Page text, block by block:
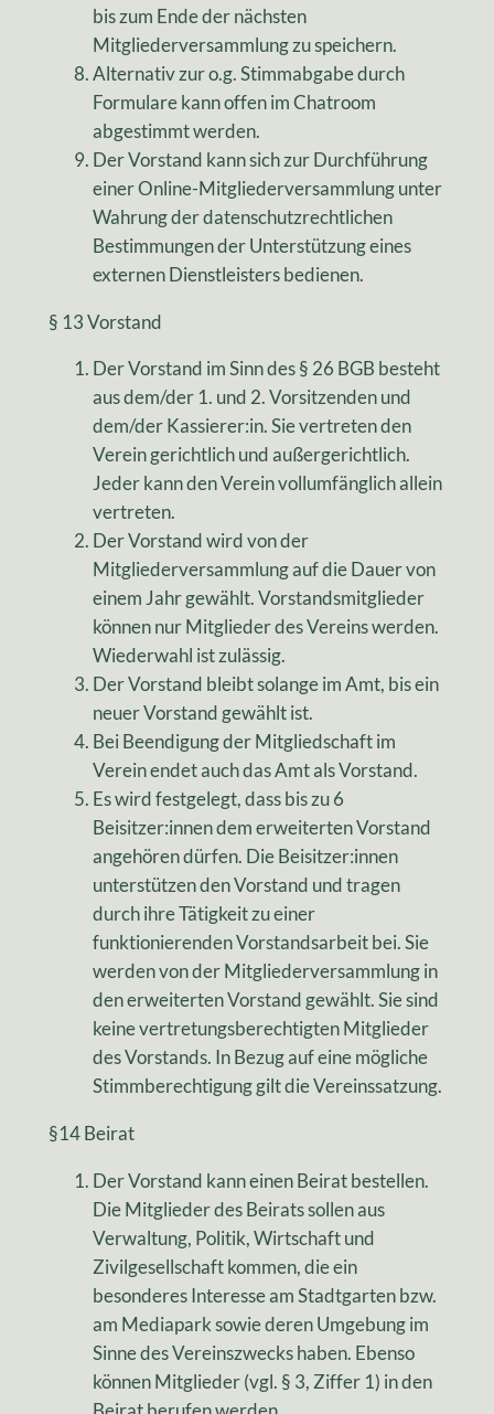
bis zum Ende der nächsten
Mitgliederversammlung zu speichern.
Alternativ zur o.g. Stimmabgabe durch
Formulare kann offen im Chatroom
abgestimmt werden.
Der Vorstand kann sich zur Durchführung
einer Online-Mitgliederversammlung unter
Wahrung der datenschutzrechtlichen
Bestimmungen der Unterstützung eines
externen Dienstleisters bedienen.
§ 13 Vorstand
Der Vorstand im Sinn des § 26 BGB besteht
aus dem/der 1. und 2. Vorsitzenden und
dem/der Kassierer:in. Sie vertreten den
Verein gerichtlich und außergerichtlich.
Jeder kann den Verein vollumfänglich allein
vertreten.
Der Vorstand wird von der
Mitgliederversammlung auf die Dauer von
einem Jahr gewählt. Vorstandsmitglieder
können nur Mitglieder des Vereins werden.
Wiederwahl ist zulässig.
Der Vorstand bleibt solange im Amt, bis ein
neuer Vorstand gewählt ist.
Bei Beendigung der Mitgliedschaft im
Verein endet auch das Amt als Vorstand.
Es wird festgelegt, dass bis zu 6
Beisitzer:innen dem erweiterten Vorstand
angehören dürfen. Die Beisitzer:innen
unterstützen den Vorstand und tragen
durch ihre Tätigkeit zu einer
funktionierenden Vorstandsarbeit bei. Sie
werden von der Mitgliederversammlung in
den erweiterten Vorstand gewählt. Sie sind
keine vertretungsberechtigten Mitglieder
des Vorstands. In Bezug auf eine mögliche
Stimmberechtigung gilt die Vereinssatzung.
§14 Beirat
Der Vorstand kann einen Beirat bestellen.
Die Mitglieder des Beirats sollen aus
Verwaltung, Politik, Wirtschaft und
Zivilgesellschaft kommen, die ein
besonderes Interesse am Stadtgarten bzw.
am Mediapark sowie deren Umgebung im
Sinne des Vereinszwecks haben. Ebenso
können Mitglieder (vgl. § 3, Ziffer 1) in den